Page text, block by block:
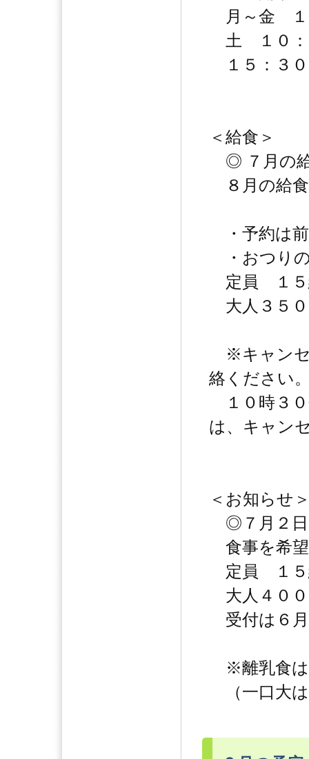
月～金 １
土 １０：
１５：３
＜給食＞
◎ ７月の給
８月の給
・予約は
・おつり
定員 １５
大人３５０
※キャンセ
絡ください
１０時３０
は、キャン
＜お知らせ
◎７月２日
食事を希
定員 １５
大人４００
受付は６
※離乳食は
（一口大